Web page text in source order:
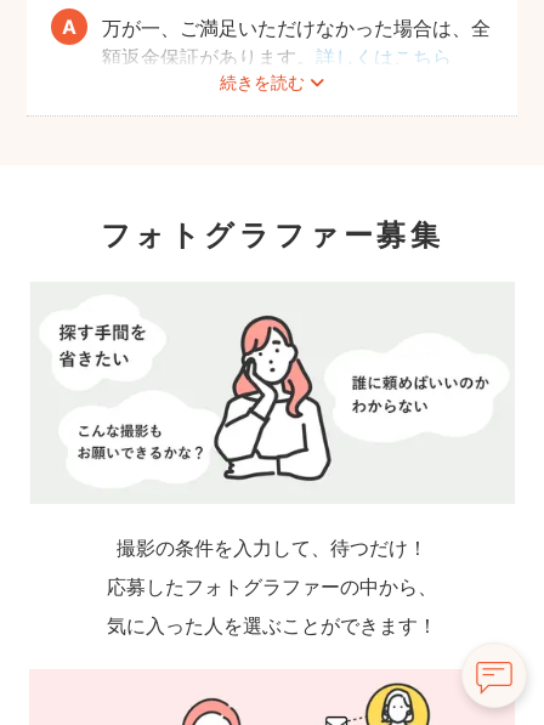
続きを読む
万が一、ご満足いただけなかった場合は、全
額返金保証があります。詳しくはこちら
フォトグラファー募集
撮影の条件を入力して、待つだけ！
応募したフォトグラファーの中から、
気に入った人を選ぶことができます！